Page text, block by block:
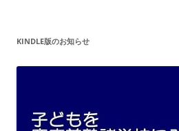
KINDLE版のお知らせ